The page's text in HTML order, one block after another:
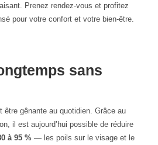
Prenez rendez-vous et profitez
pour votre confort et votre bien-être.
sans
être gênante au quotidien. Grâce au
il est aujourd’hui possible de réduire
à 95 %— les poils sur le visage et le